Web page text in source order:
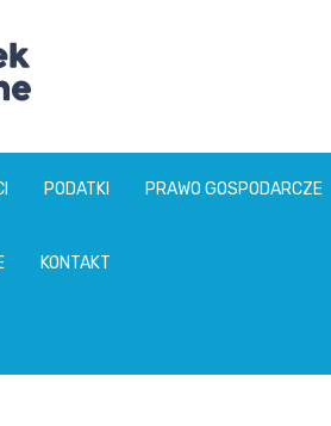
PODATKI PRAWO GOSPODARCZE
KONTAKT